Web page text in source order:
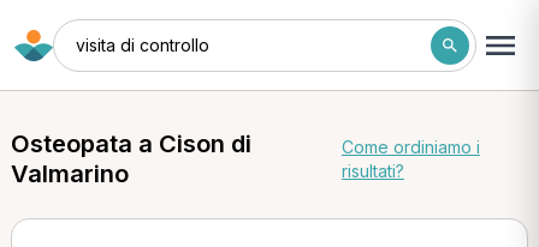
visita di controllo
Osteopata a Cison di
Valmarino
Come ordiniamo i
risultati?